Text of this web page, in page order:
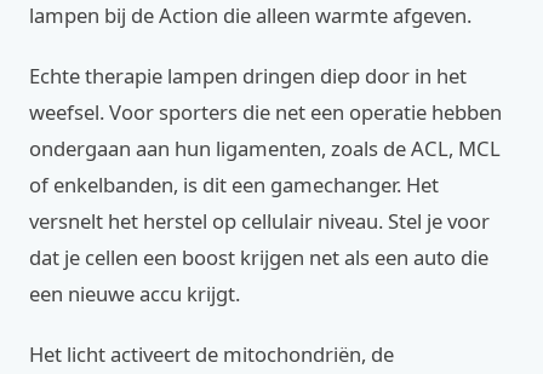
lampen bij de Action die alleen warmte afgeven.
Echte therapie lampen dringen diep door in het
weefsel. Voor sporters die net een operatie hebben
ondergaan aan hun ligamenten, zoals de ACL, MCL
of enkelbanden, is dit een gamechanger. Het
versnelt het herstel op cellulair niveau. Stel je voor
dat je cellen een boost krijgen net als een auto die
een nieuwe accu krijgt.
Het licht activeert de mitochondriën, de